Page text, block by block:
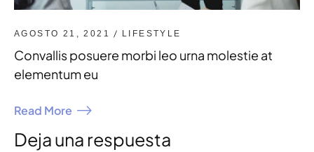
AGOSTO 21, 2021 / LIFESTYLE
Convallis posuere morbi leo urna molestie at
elementum eu
Read More
Deja una respuesta